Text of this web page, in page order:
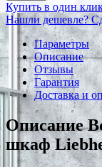
Купить в один
Нашли дешевле?
Параметры
Описание
Отзывы
Гарантия
Доставка и
Описание
шкаф